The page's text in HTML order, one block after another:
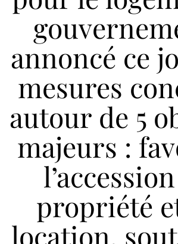
annoncé ce
mesures
autour de 5
majeurs :
propriété
location,